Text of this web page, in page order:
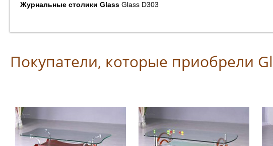
Журнальные столики Glass Glass D303
Покупатели, которые приобрели